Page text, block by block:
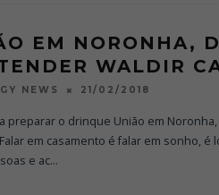
EM NORONHA,
WALDIR
NEWS 21/02/2018
preparar o drinque União em
em casamento é falar em sonho, é
e ac...